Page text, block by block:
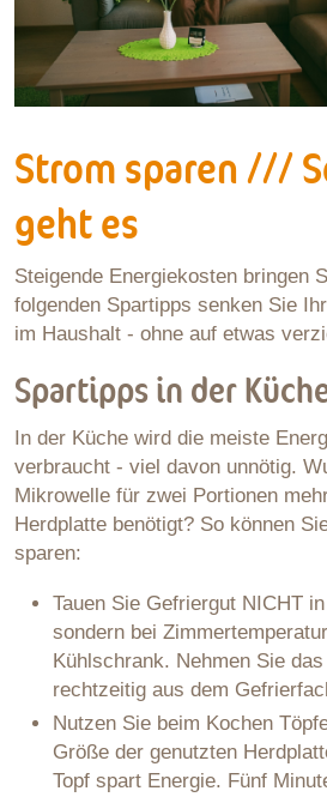
Strom sparen ///
geht es
Steigende Energiekosten bringen
folgenden Spartipps senken Sie
im Haushalt - ohne auf etwas
Spartipps in der
In der Küche wird die meiste
verbraucht - viel davon unnötig.
Mikrowelle für zwei Portionen
Herdplatte benötigt? So können
sparen:
Tauen Sie Gefriergut NICHT
sondern bei
Kühlschrank. Nehmen Sie
rechtzeitig aus dem
Nutzen Sie beim Kochen
Größe der genutzten
Topf spart Energie. Fünf